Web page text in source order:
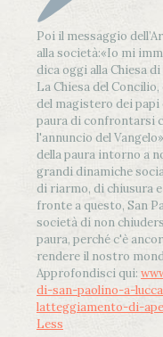
Poi il messaggio
alla società:«Io mi
dica oggi alla Chiesa
La Chiesa del
del magistero dei papi
paura di confrontarsi
l'annuncio del Vangelo»
della paura intorno a
grandi dinamiche
di riarmo, di chiusura
fronte a questo, San
società di non
paura, perché c'è
rendere il nostro
Approfondisci qui:
di-san-paolino-a-
latteggiamento-di-
Less